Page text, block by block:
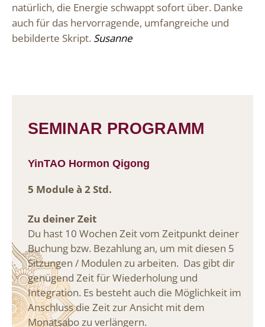
natürlich, die Energie schwappt sofort über. Danke
auch für das hervorragende, umfangreiche und
bebilderte Skript. Susanne
SEMINAR PROGRAMM
YinTAO Hormon Qigong
5 Module à 2 Std.
Zu deiner Zeit
Du hast 10 Wochen Zeit vom Zeitpunkt deiner
Buchung bzw. Bezahlung an, um mit diesen 5
Sitzungen / Modulen zu arbeiten. Das gibt dir
genügend Zeit für Wiederholung und
Integration. Es besteht auch die Möglichkeit im
Anschluss die Zeit zur Ansicht mit dem
Monatsabo zu verlängern.